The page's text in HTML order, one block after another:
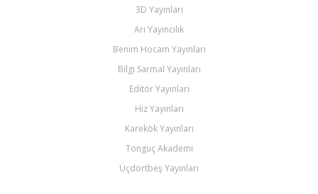
3D Yayınları
Arı Yayıncılık
Benim Hocam Yayınları
Bilgi Sarmal Yayınları
Editör Yayınları
Hız Yayınları
Karekök Yayınları
Tonguç Akademi
Üçdörtbeş Yayınları